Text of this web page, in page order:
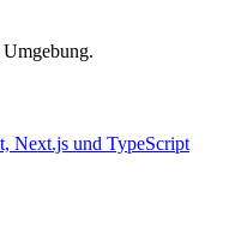
Next.js und TypeScript